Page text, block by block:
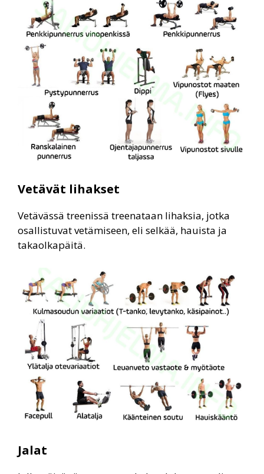
Vetävät lihakset
Vetävässä treenissä treenataan lihaksia, jotka
osallistuvat vetämiseen, eli selkää, hauista ja
takaolkapäitä.
Jalat